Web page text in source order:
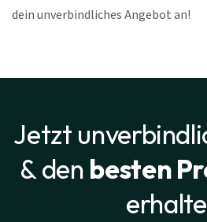
dein unverbindliches Angebot an!
Jetzt
& den besten